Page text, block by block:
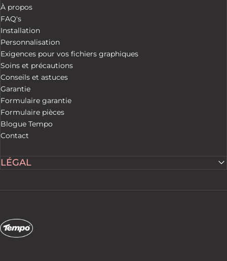
À propos
FAQ's
Installation
Personnalisation
Exigences pour vos fichiers graphiques
Soins et précautions
Conseils et astuces
Garantie
Formulaire garantie
Formulaire pièces
Blogue Tempo
Contact
LÉGAL
Tempo Tents